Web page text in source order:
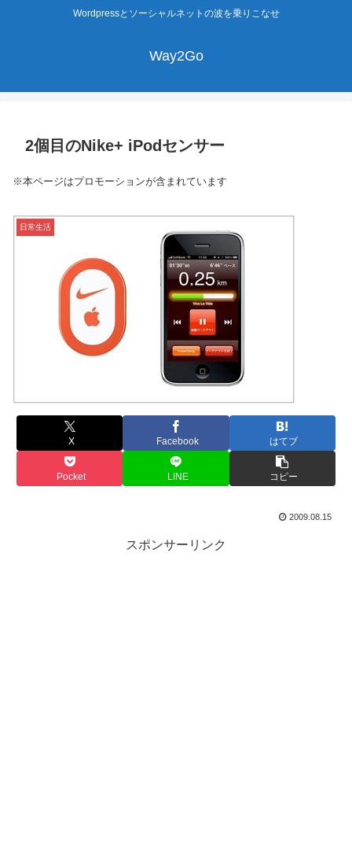
Wordpressとソーシャルネットの波を乗りこなせ
Way2Go
2個目のNike+ iPodセンサー
※本ページはプロモーションが含まれています
日常生活
X Facebook はてブ
Pocket LINE コピー
2009.08.15
スポンサーリンク